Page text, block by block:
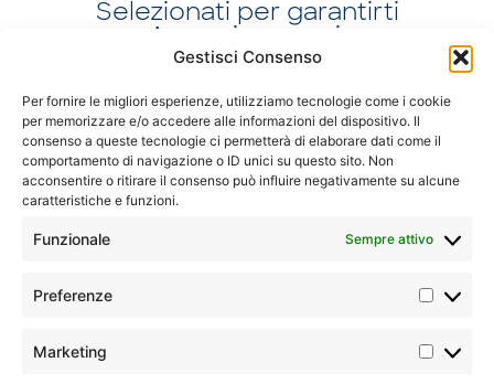
Gestisci Consenso
Per fornire le migliori esperienze, utilizziamo tecnologie come i cookie
per memorizzare e/o accedere alle informazioni del dispositivo. Il
consenso a queste tecnologie ci permetterà di elaborare dati come il
comportamento di navigazione o ID unici su questo sito. Non
acconsentire o ritirare il consenso può influire negativamente su alcune
caratteristiche e funzioni.
Funzionale Sempre attivo
Preferenze
Marketing
Selezionati per garantirti
un’esperienza unica
Christ Church
Sandals Royal Barbados